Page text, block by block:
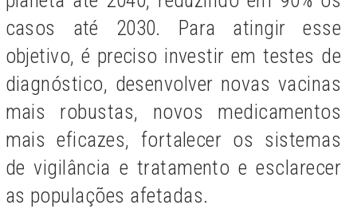
casos até 2030. Para atingir esse
objetivo, é preciso investir em testes de
diagnóstico, desenvolver novas vacinas
mais robustas, novos medicamentos
mais eficazes, fortalecer os sistemas
de vigilância e tratamento e esclarecer
as populações afetadas.